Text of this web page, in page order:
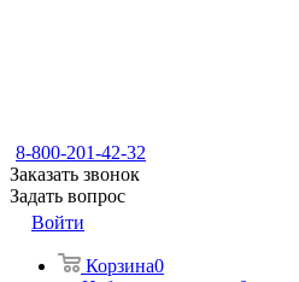
8-800-201-42-32
Заказать звонок
Задать вопрос
Войти
Корзина0